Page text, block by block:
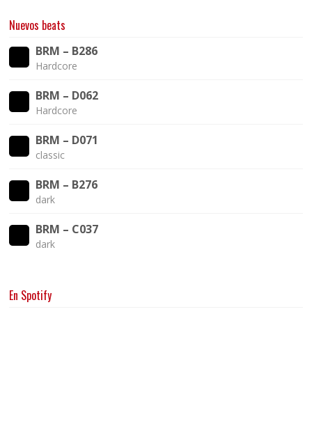
Nuevos beats
BRM – B286
Hardcore
BRM – D062
Hardcore
BRM – D071
classic
BRM – B276
dark
BRM – C037
dark
En Spotify